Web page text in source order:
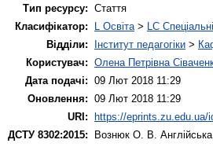
Тип ресурсу: Стаття
Класифікатор:
L Освіта > LC
Відділи:
Інститут педагогіки >
Користувач: Олена Петрівна
Дата подачі: 09 Лют 2018 11:29
Оновлення: 09 Лют 2018 11:29
URI: https://eprints.zu.edu.ua/
ДСТУ 8302:2015:
Вознюк О. В.